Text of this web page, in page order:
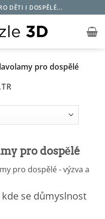
DĚTI I DOSPĚLÉ...
pro dospělé
pro dospělé
pro dospělé - výzva a
se důmyslnost